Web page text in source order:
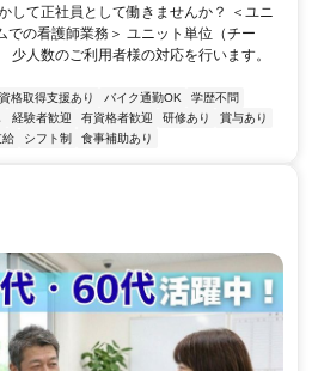
して正社員として働きませんか？ ＜ユニ
での看護師業務＞ ユニット単位（チー
少人数のご利用者様の対応を行います。
資格取得支援あり バイク通勤OK
学歴不問
経験者歓迎 有資格者歓迎 研修あり
賞与あり
給 シフト制 食事補助あり